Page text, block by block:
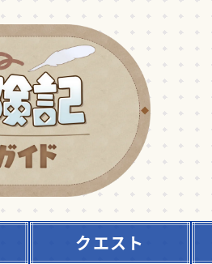
クエスト